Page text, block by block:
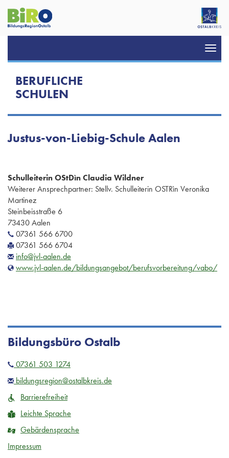
BERUFLICHE
SCHULEN
Justus-von-Liebig-Schule Aalen
Schulleiterin OStDìn Claudia Wildner
Weiterer Ansprechpartner: Stellv. Schulleiterin OSTRìn Veronika
Martinez
Steinbeisstraße 6
73430 Aalen
07361 566 6700
07361 566 6704
info@jvl-aalen.de
www.jvl-aalen.de/bildungsangebot/berufsvorbereitung/vabo/
Bildungsbüro Ostalb
07361 503 1274
bildungsregion@ostalbkreis.de
Barrierefreiheit
Leichte Sprache
Gebärdensprache
Impressum